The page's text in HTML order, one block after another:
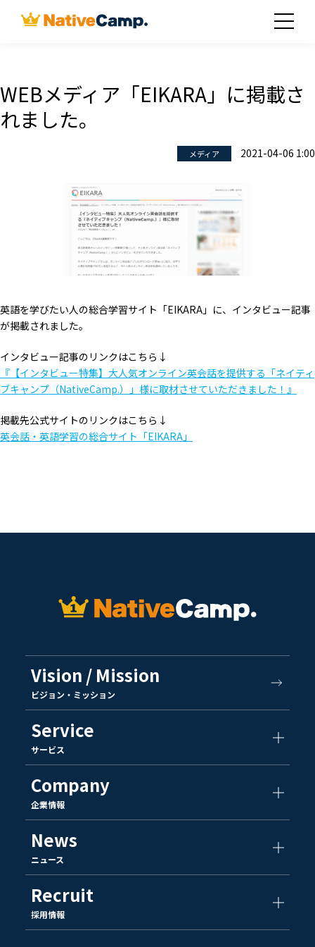
WEBメディア「EIKARA」に掲載さ
れました。
メディア 2021-04-06 1:00
英語を学びたい人の総合学習サイト「EIKARA」に、インタビュー記事
が掲載されました。
インタビュー記事のリンクはこちら↓
『【インタビュー特集】大人気オンライン英会話を提供する「ネイティ
ブキャンプ（NativeCamp.）」様に取材させていただきました！』
掲載先公式サイトのリンクはこちら↓
英会話・英語学習の総合サイト「EIKARA」
Vision / Mission
ビジョン・ミッション
Service
サービス
Company
企業情報
News
ニュース
Recruit
採用情報